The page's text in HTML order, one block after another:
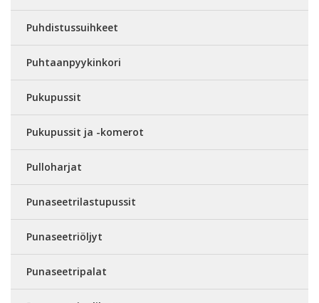
Puhdistussuihkeet
Puhtaanpyykinkori
Pukupussit
Pukupussit ja -komerot
Pulloharjat
Punaseetrilastupussit
Punaseetriöljyt
Punaseetripalat